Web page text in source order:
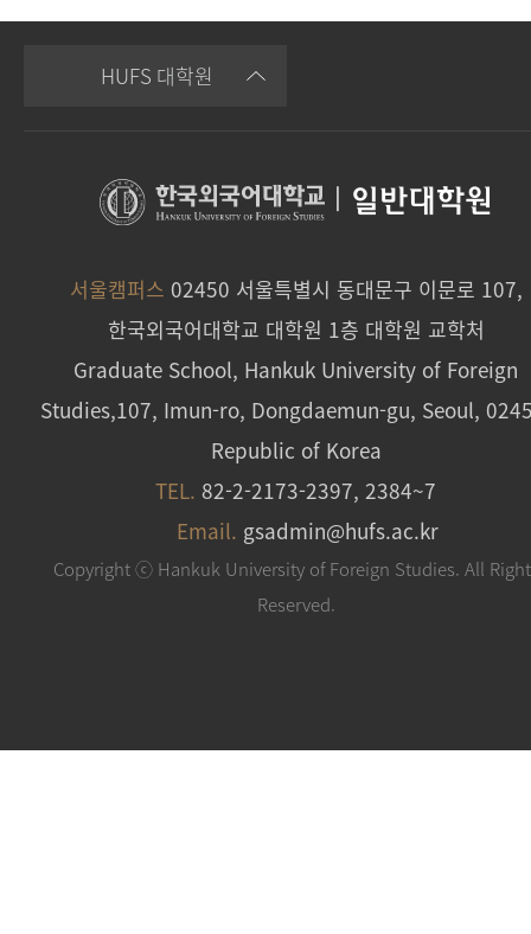
HUFS 대학원
일반대학원
서울캠퍼스 02450 서울특별시 동대문구 이문로 107,
한국외국어대학교 대학원 1층 대학원 교학처
Graduate School, Hankuk University of Foreign
Studies,107, Imun-ro, Dongdaemun-gu, Seoul,
Republic of Korea
TEL. 82-2-2173-2397, 2384~7
Email. gsadmin@hufs.ac.kr
Copyright ⓒ Hankuk University of Foreign Studies. All
Reserved.